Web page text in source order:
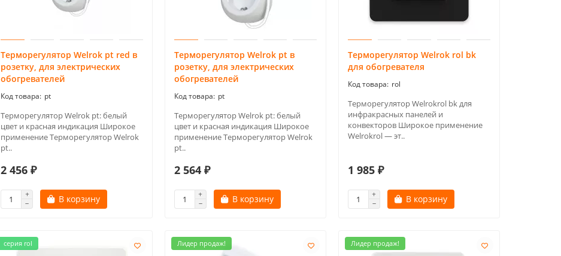
Терморегулятор Welrok pt red в
розетку, для электрических
обогревателей
pt
Терморегулятор Welrok pt: белый
цвет и красная индикация Широкое
применение Терморегулятор Welrok
pt..
2 456 ₽
В корзину
Терморегулятор Welrok pt в
розетку, для электрических
обогревателей
pt
Терморегулятор Welrok pt: белый
цвет и красная индикация Широкое
применение Терморегулятор Welrok
pt..
2 564 ₽
В корзину
Терморегулятор Welrok rol bk
для обогревателя
rol
Терморегулятор Welrokrol bk для
инфракрасных панелей и
конвекторов Широкое применение
Welrokrol — эт..
1 985 ₽
В корзину
серия rol Лидер продаж! Лидер продаж!